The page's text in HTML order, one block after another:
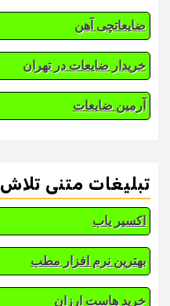
ضایعاتچی آهن
خریدار ضایعات در تهران
آرمین ضایعات
تبلیغات متنی تلاش
اکسیر یاب
بهترین نرم افزار مطب
خرید هاست ارزان